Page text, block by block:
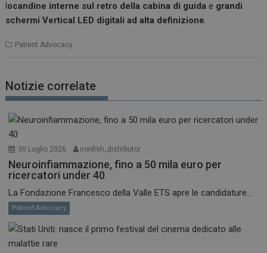
locandine interne sul retro della cabina di guidae grandi
schermi Vertical LED digitali ad alta definizione.
Patient Advocacy
Notizie correlate
30 Luglio 2026 ironfish_distributor
Neuroinfiammazione, fino a 50 mila euro per
ricercatori under 40
La Fondazione Francesco della Valle ETS apre le candidature...
Patient Advocacy